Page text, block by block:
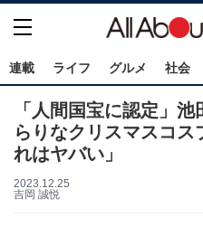
連載 ライフ グルメ 社会
「人間国宝に認定」
らりなクリスマスコス
れはヤバい」
2023.12.25
吉岡 誠悦